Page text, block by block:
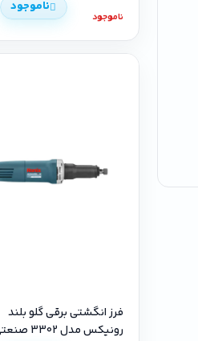
ناموجود
ناموجود
فرز انگشتی برقی گلو بلند
رونیکس مدل 3302 صنعتی